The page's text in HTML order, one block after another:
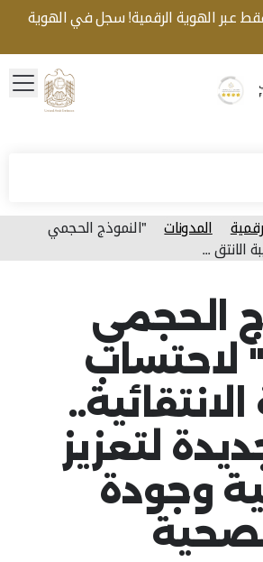
عبر الهوية الرقمية! سجل في الهوية
Gold star Logo
المدونات "النموذج الحجمي
الانتق ...
الحجمي
لاحتساب
الانتقائية..
لتعزيز
وجودة